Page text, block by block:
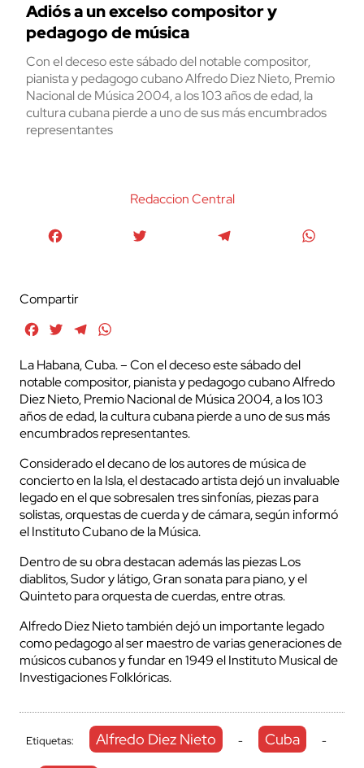
Adiós a un excelso compositor y
pedagogo de música
Con el deceso este sábado del notable compositor,
pianista y pedagogo cubano Alfredo Diez Nieto, Premio
Nacional de Música 2004, a los 103 años de edad, la
cultura cubana pierde a uno de sus más encumbrados
representantes
Redaccion Central
Compartir
FacebookTwitterTelegram
La Habana, Cuba. – Con el deceso este sábado del
notable compositor, pianista y pedagogo cubano Alfredo
Diez Nieto, Premio Nacional de Música 2004, a los 103
años de edad, la cultura cubana pierde a uno de sus más
encumbrados representantes.
Considerado el decano de los autores de música de
concierto en la Isla, el destacado artista dejó un invaluable
legado en el que sobresalen tres sinfonías, piezas para
solistas, orquestas de cuerda y de cámara, según informó
el Instituto Cubano de la Música.
Dentro de su obra destacan además las piezas Los
diablitos, Sudor y látigo, Gran sonata para piano, y el
Quinteto para orquesta de cuerdas, entre otras.
Alfredo Diez Nieto también dejó un importante legado
como pedagogo al ser maestro de varias generaciones de
músicos cubanos y fundar en 1949 el Instituto Musical de
Investigaciones Folklóricas.
Etiquetas: Alfredo Diez Nieto - Cuba -